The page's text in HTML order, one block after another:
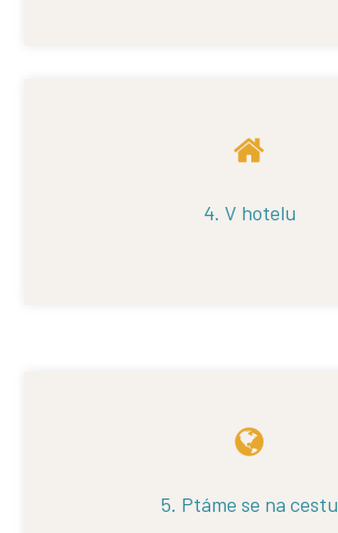
4. V hotelu
5. Ptáme se na cestu